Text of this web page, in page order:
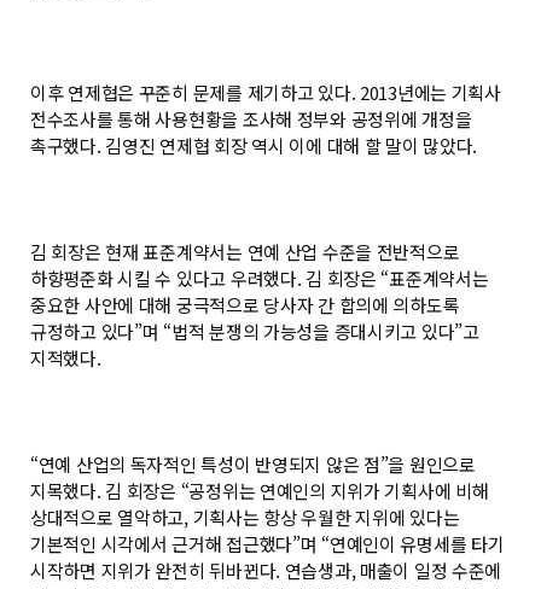
이후 연제협은 꾸준히 문제를 제기하고 있다. 2013년에는 기획사
전수조사를 통해 사용현황을 조사해 정부와 공정위에 개정을
촉구했다. 김영진 연제협 회장 역시 이에 대해 할 말이 많았다.
김 회장은 현재 표준계약서는 연예 산업 수준을 전반적으로
하향평준화 시킬 수 있다고 우려했다. 김 회장은 “표준계약서는
중요한 사안에 대해 궁극적으로 당사자 간 합의에 의하도록
규정하고 있다”며 “법적 분쟁의 가능성을 증대시키고 있다”고
지적했다.
“연예 산업의 독자적인 특성이 반영되지 않은 점”을 원인으로
지목했다. 김 회장은 “공정위는 연예인의 지위가 기획사에 비해
상대적으로 열악하고, 기획사는 항상 우월한 지위에 있다는
기본적인 시각에서 근거해 접근했다”며 “연예인이 유명세를 타기
시작하면 지위가 완전히 뒤바뀐다. 연습생과, 매출이 일정 수준에